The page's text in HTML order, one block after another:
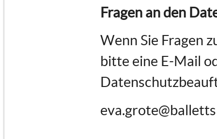
Fragen an den
Wenn Sie Fragen
bitte eine E-Mail